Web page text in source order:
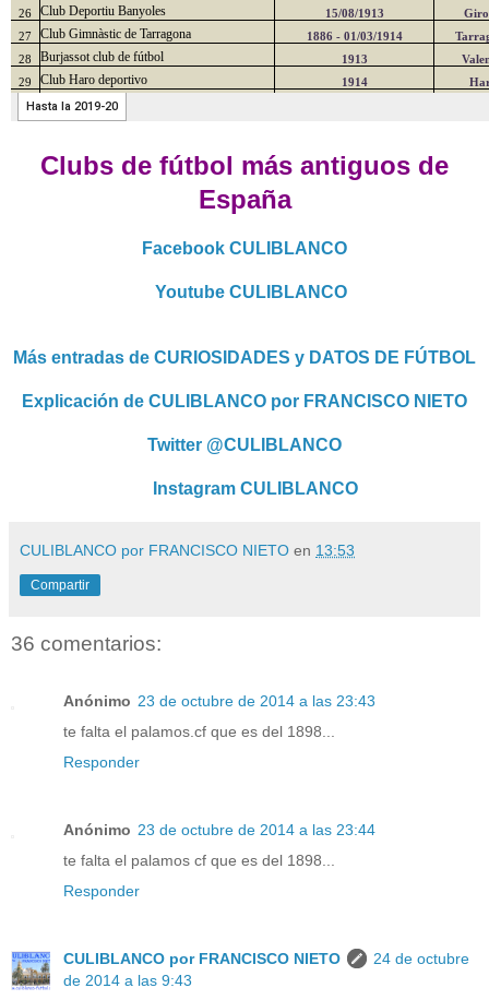
Clubs de fútbol más antiguos de
España
Facebook CULIBLANCO
Youtube CULIBLANCO
Más entradas de CURIOSIDADES y DATOS DE FÚTBOL
Explicación de CULIBLANCO por FRANCISCO NIETO
Twitter @CULIBLANCO
Instagram CULIBLANCO
CULIBLANCO por FRANCISCO NIETO en 13:53
Compartir
36 comentarios:
Anónimo 23 de octubre de 2014 a las 23:43
te falta el palamos.cf que es del 1898...
Responder
Anónimo 23 de octubre de 2014 a las 23:44
te falta el palamos cf que es del 1898...
Responder
CULIBLANCO por FRANCISCO NIETO
24 de octubre
de 2014 a las 9:43